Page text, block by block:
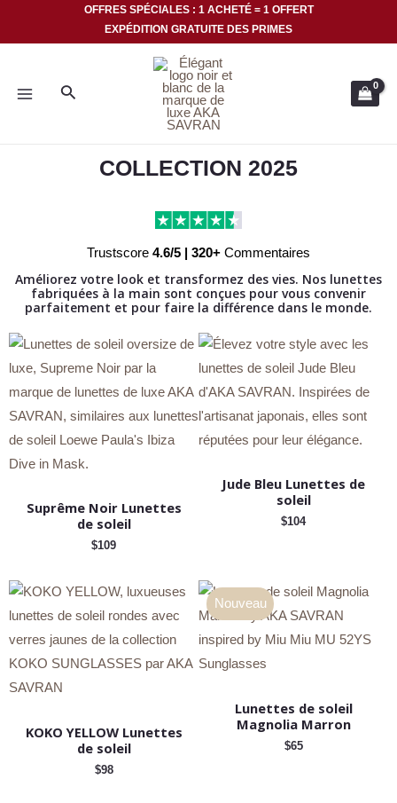
OFFRES SPÉCIALES : 1 ACHETÉ = 1 OFFERT
EXPÉDITION GRATUITE DES PRIMES
PRINCIPAL
Rechercher
COLLECTION 2025
Trustscore 4.6/5 | 320+ Commentaires
Améliorez votre look et transformez des vies. Nos lunettes
fabriquées à la main sont conçues pour vous convenir
parfaitement et pour faire la différence dans le monde.
Suprême Noir Lunettes
de soleil
$109
Jude Bleu Lunettes de
soleil
$104
KOKO YELLOW Lunettes
de soleil
$98
Nouveau
Lunettes de soleil
Magnolia Marron
$65